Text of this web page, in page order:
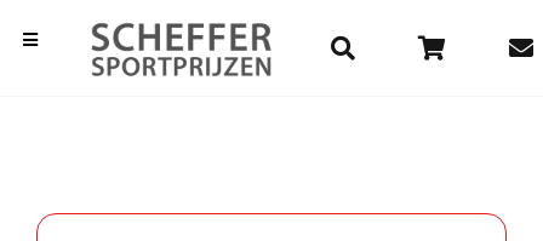
naarToggle
Navigation